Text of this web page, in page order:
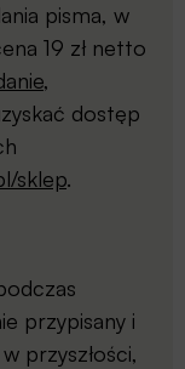
pisma, w
19 zł netto
,
dostęp
sklep.
przypisany i
przyszłości,